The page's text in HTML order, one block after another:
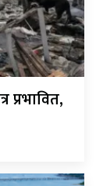
प्रभावित,